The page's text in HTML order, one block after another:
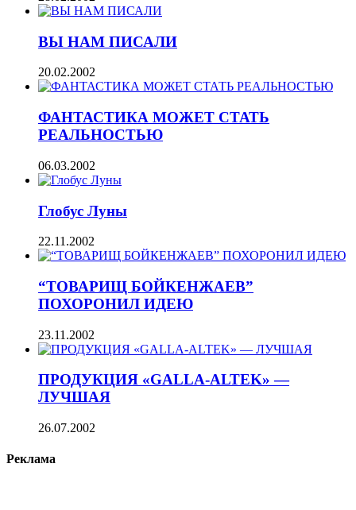
ВЫ НАМ ПИСАЛИ
20.02.2002
ФАНТАСТИКА МОЖЕТ СТАТЬ
РЕАЛЬНОСТЬЮ
06.03.2002
Глобус Луны
22.11.2002
“ТОВАРИЩ БОЙКЕНЖАЕВ”
ПОХОРОНИЛ ИДЕЮ
23.11.2002
ПРОДУКЦИЯ «GALLA-ALTEK» —
ЛУЧШАЯ
26.07.2002
Реклама